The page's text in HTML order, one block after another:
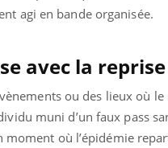
agi en bande organisée.
avec la reprise
ou des lieux où
muni d’un faux pass
où l’épidémie